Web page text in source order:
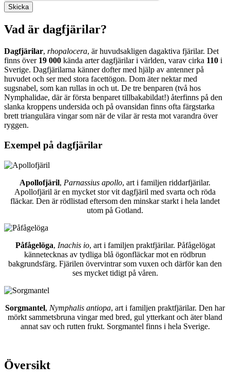
Vad är dagfjärilar?
Dagfjärilar, rhopalocera, är huvudsakligen dagaktiva fjärilar. Det
finns över 19 000 kända arter dagfjärilar i världen, varav cirka 110 i
Sverige. Dagfjärilarna känner dofter med hjälp av antenner på
huvudet och ser med stora facettögon. Dom äter nektar med
sugsnabel, som kan rullas in och ut. De tre benparen (två hos
Nymphalidae, där är första benparet tillbakabildat!) återfinns på den
slanka kroppens undersida och på ovansidan finns ofta färgstarka
brett triangulära vingar som när de vilar är resta mot varandra över
ryggen.
Exempel på dagfjärilar
Apollofjäril, Parnassius apollo, art i familjen riddarfjärilar.
Apollofjäril är en mycket stor vit dagfjäril med svarta och röda
fläckar. Den är rödlistad eftersom den minskar starkt i hela landet
utom på Gotland.
Påfågelöga, Inachis io, art i familjen praktfjärilar. Påfågelögat
kännetecknas av tydliga blå ögonfläckar mot en rödbrun
bakgrundsfärg. Fjärilen övervintrar som vuxen och därför kan den
ses mycket tidigt på våren.
Sorgmantel, Nymphalis antiopa, art i familjen praktfjärilar. Den har
mörkt sammetsbruna vingar med bred, gul ytterkant och äter bland
annat sav och rutten frukt. Sorgmantel finns i hela Sverige.
Översikt